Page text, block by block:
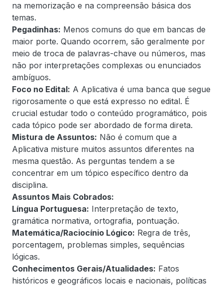
na memorização e na compreensão básica dos
temas.
Pegadinhas: Menos comuns do que em bancas de
maior porte. Quando ocorrem, são geralmente por
meio de troca de palavras-chave ou números, mas
não por interpretações complexas ou enunciados
ambíguos.
Foco no Edital: A Aplicativa é uma banca que segue
rigorosamente o que está expresso no edital. É
crucial estudar todo o conteúdo programático, pois
cada tópico pode ser abordado de forma direta.
Mistura de Assuntos: Não é comum que a
Aplicativa misture muitos assuntos diferentes na
mesma questão. As perguntas tendem a se
concentrar em um tópico específico dentro da
disciplina.
Assuntos Mais Cobrados:
Língua Portuguesa: Interpretação de texto,
gramática normativa, ortografia, pontuação.
Matemática/Raciocínio Lógico: Regra de três,
porcentagem, problemas simples, sequências
lógicas.
Conhecimentos Gerais/Atualidades: Fatos
históricos e geográficos locais e nacionais, políticas